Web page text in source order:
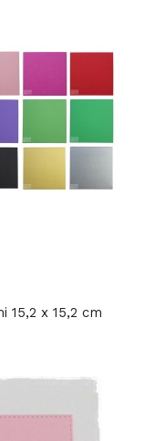
15,2 x 15,2 cm